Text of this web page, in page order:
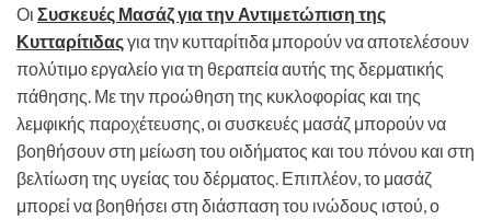
Οι Συσκευές Μασάζ για την Αντιμετώπιση της
Κυτταρίτιδαςγια την κυτταρίτιδα μπορούν να αποτελέσουν
πολύτιμο εργαλείο για τη θεραπεία αυτής της δερματικής
πάθησης. Με την προώθηση της κυκλοφορίας και της
λεμφικής παροχέτευσης, οι συσκευές μασάζ μπορούν να
βοηθήσουν στη μείωση του οιδήματος και του πόνου και στη
βελτίωση της υγείας του δέρματος. Επιπλέον, το μασάζ
μπορεί να βοηθήσει στη διάσπαση του ινώδους ιστού, ο